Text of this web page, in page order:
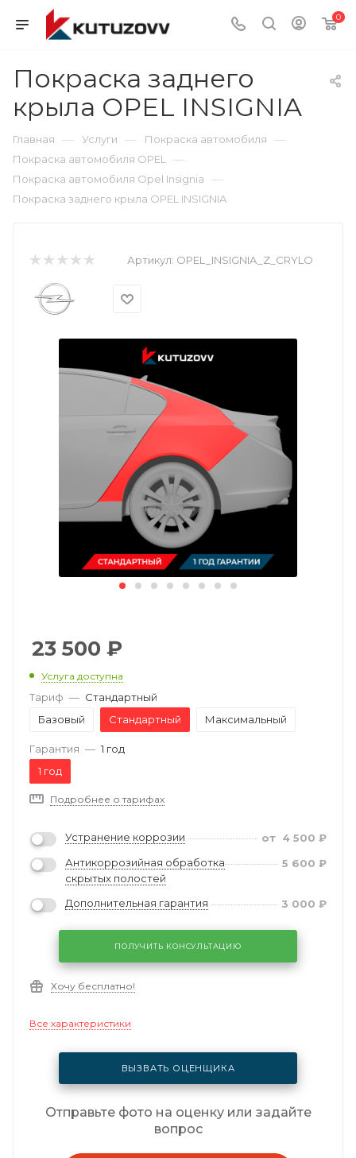
0
Покраска заднего
крыла OPEL INSIGNIA
Главная — Услуги — Покраска автомобиля —
Покраска автомобиля OPEL —
Покраска автомобиля Opel Insignia —
Покраска заднего крыла OPEL INSIGNIA
Артикул: OPEL_INSIGNIA_Z_CRYLO
23 500 ₽
Услуга доступна
Тариф — Стандартный
Базовый
Стандартный Максимальный
Гарантия — 1 год
1 год
Подробнее о тарифах
Устранение коррозии от 4 500 ₽
Антикоррозийная обработка
скрытых полостей
5 600 ₽
Дополнительная гарантия 3 000 ₽
ПОЛУЧИТЬ КОНСУЛЬТАЦИЮ
Хочу бесплатно!
Все характеристики
ВЫЗВАТЬ ОЦЕНЩИКА
Отправьте фото на оценку или задайте
вопрос